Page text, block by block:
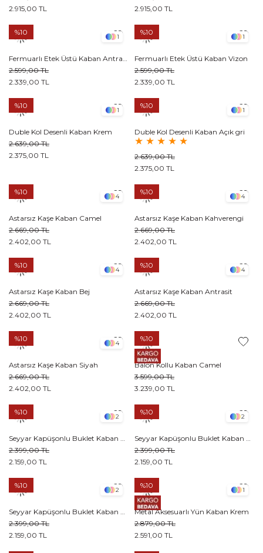
2.915,00 TL
2.915,00 TL
1
2.339,00 TL
2.599,00 TL
%10
1
Fermuarlı Etek Üstü Kaban Vizon
2.339,00 TL
2.599,00 TL
%10
1
Duble Kol Desenli Kaban Krem
2.375,00 TL
2.639,00 TL
%10
1
Duble Kol Desenli Kaban Açık gri
★ ★ ★ ★ ★
2.375,00 TL
2.639,00 TL
%10
4
Astarsız Kaşe Kaban Camel
2.402,00 TL
2.669,00 TL
%10
4
Astarsız Kaşe Kaban Kahverengi
2.402,00 TL
2.669,00 TL
%10
4
Astarsız Kaşe Kaban Bej
2.402,00 TL
2.669,00 TL
%10
4
Astarsız Kaşe Kaban Antrasit
2.402,00 TL
2.669,00 TL
%10
4
Astarsız Kaşe Kaban Siyah
2.402,00 TL
2.669,00 TL
%10
Balon Kollu Kaban Camel
3.239,00 TL
3.599,00 TL
%10
2
2.159,00 TL
2.399,00 TL
%10
2
2.159,00 TL
2.399,00 TL
%10
2
2.159,00 TL
2.399,00 TL
%10
1
Metal Aksesuarlı Yün Kaban Krem
2.591,00 TL
2.879,00 TL
%10